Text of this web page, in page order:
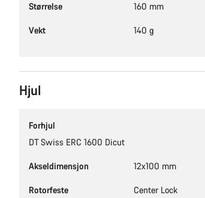
Størrelse 160 mm
Vekt 140 g
Hjul
Forhjul
DT Swiss ERC 1600 Dicut
Akseldimensjon 12x100 mm
Rotorfeste Center Lock